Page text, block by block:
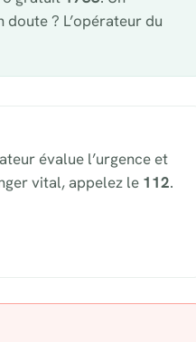
? L’opérateur du
évalue l’urgence et
vital, appelez le 112.